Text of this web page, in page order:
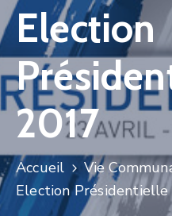
Manifestations
Vie
Municipale
Services
Jeunesse
Election
2017
Accueil
Vie
Election